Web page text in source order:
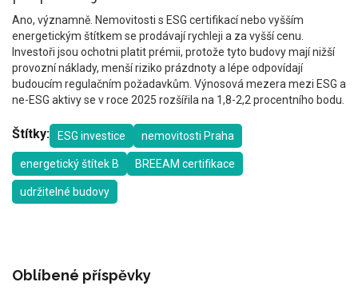
Ano, významně. Nemovitosti s ESG certifikací nebo vyšším
energetickým štítkem se prodávají rychleji a za vyšší cenu.
Investoři jsou ochotni platit prémii, protože tyto budovy mají nižší
provozní náklady, menší riziko prázdnoty a lépe odpovídají
budoucím regulačním požadavkům. Výnosová mezera mezi ESG a
ne-ESG aktivy se v roce 2025 rozšířila na 1,8-2,2 procentního bodu.
Štítky: ESG investice nemovitosti Praha
energetický štítek B BREEAM certifikace
udržitelné budovy
Oblíbené příspěvky